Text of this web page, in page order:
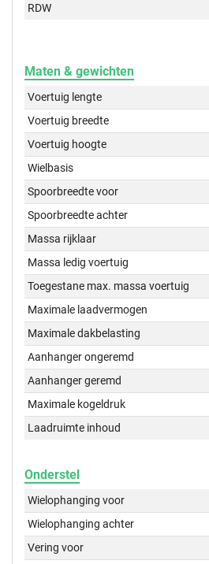
RDW
Maten & gewichten
Voertuig lengte
Voertuig breedte
Voertuig hoogte
Wielbasis
Spoorbreedte voor
Spoorbreedte achter
Massa rijklaar
Massa ledig voertuig
Toegestane max. massa voertuig
Maximale laadvermogen
Maximale dakbelasting
Aanhanger ongeremd
Aanhanger geremd
Maximale kogeldruk
Laadruimte inhoud
Onderstel
Wielophanging voor
Wielophanging achter
Vering voor